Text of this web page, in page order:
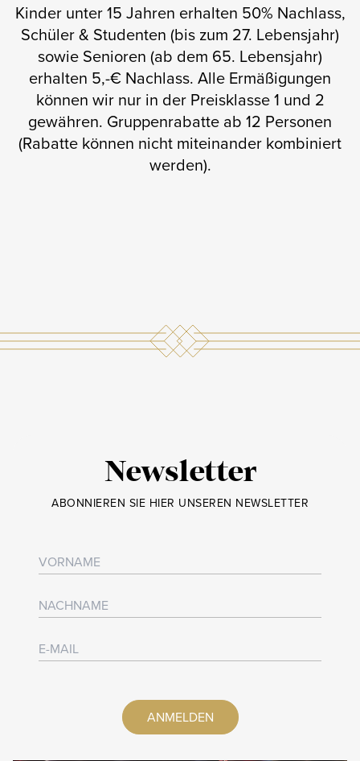
Kinder unter 15 Jahren erhalten 50% Nachlass,
Schüler & Studenten (bis zum 27. Lebensjahr)
sowie Senioren (ab dem 65. Lebensjahr)
erhalten 5,-€ Nachlass. Alle Ermäßigungen
können wir nur in der Preisklasse 1 und 2
gewähren. Gruppenrabatte ab 12 Personen
(Rabatte können nicht miteinander kombiniert
werden).
Newsletter
ABONNIEREN SIE HIER UNSEREN NEWSLETTER
ANMELDEN